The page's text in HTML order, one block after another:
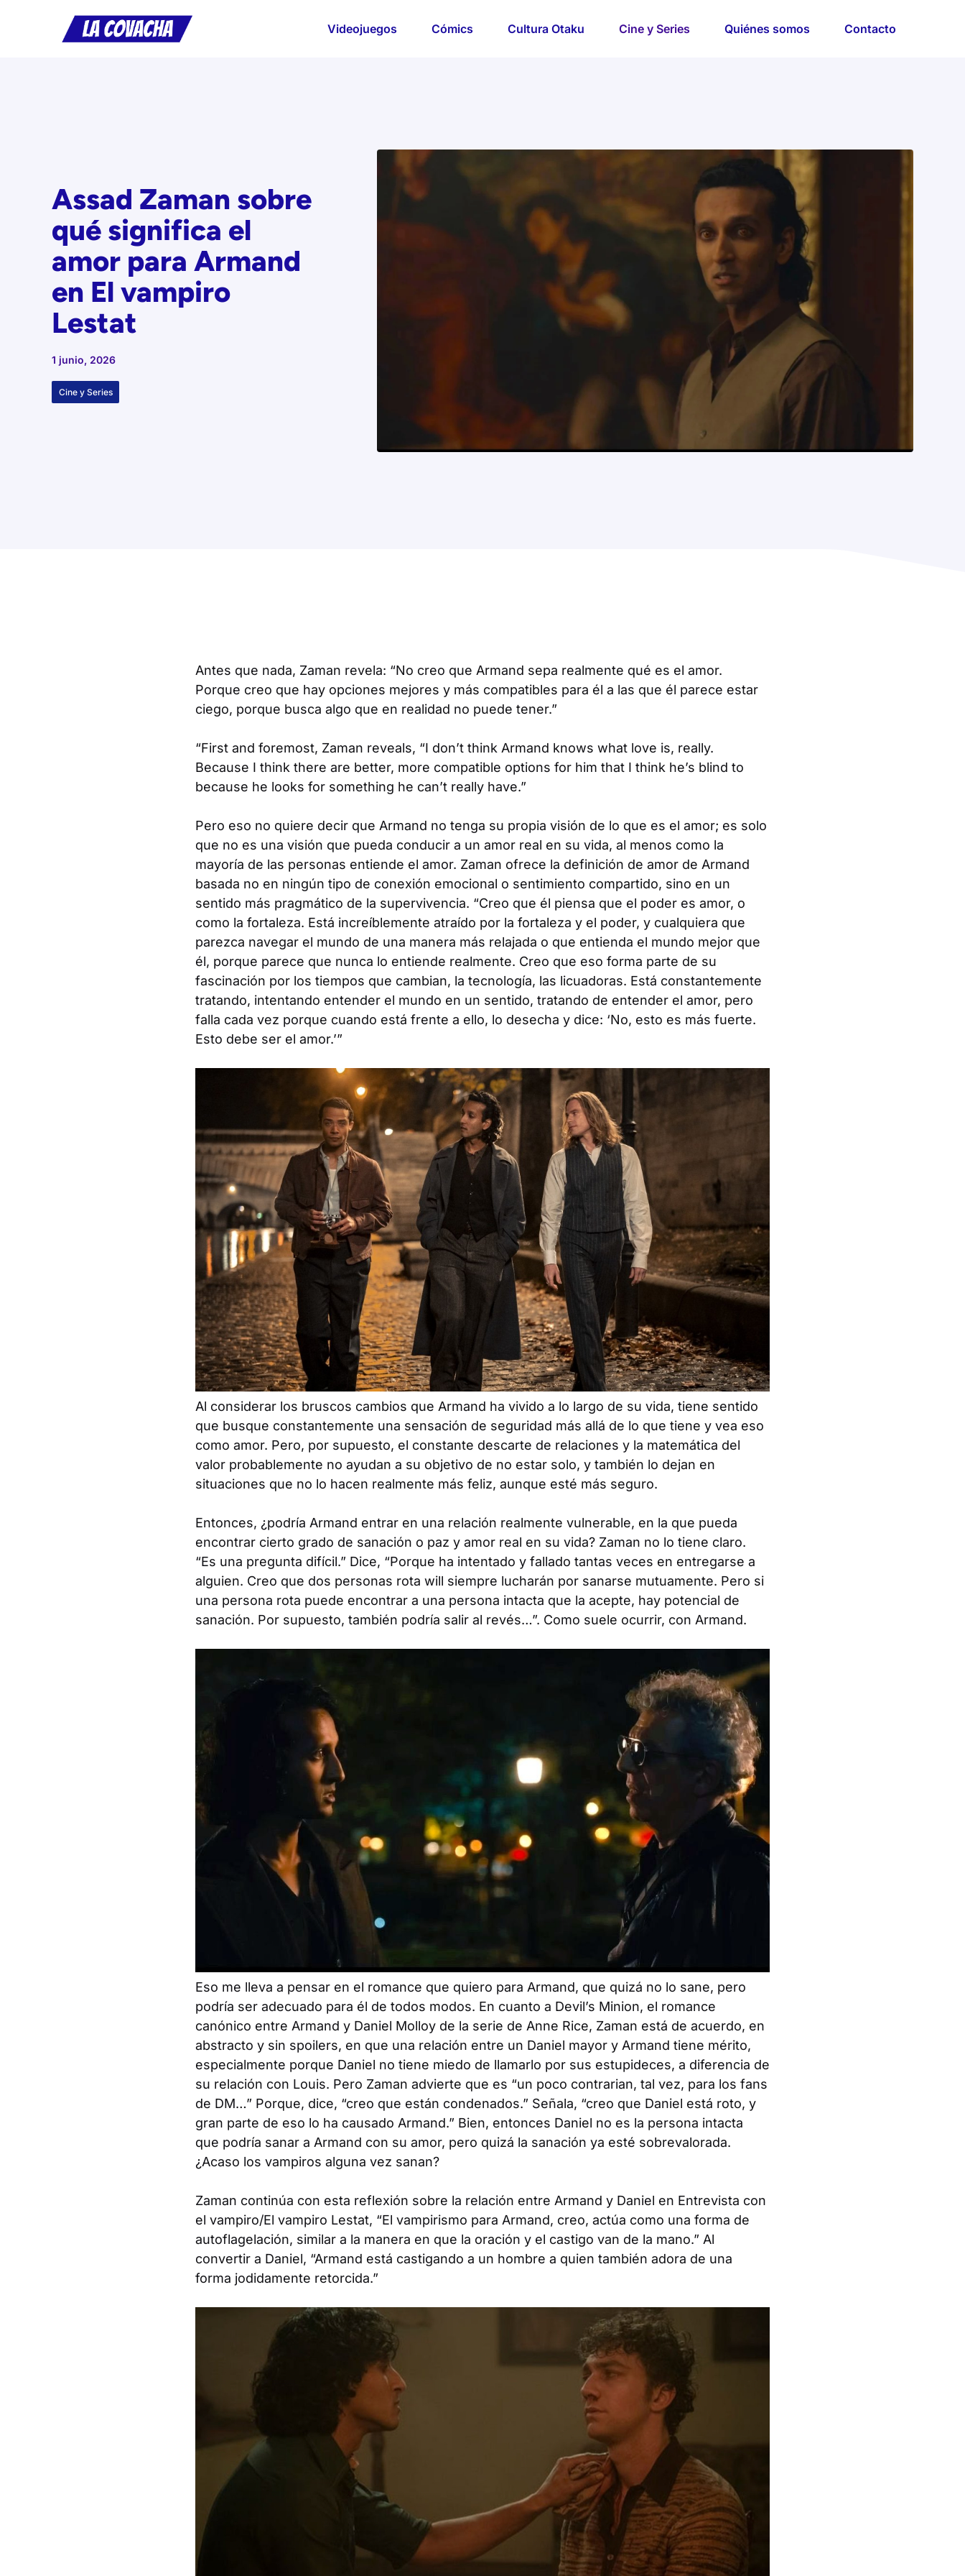
Videojuegos Cómics Cultura Otaku Cine y Series Quiénes somos Contacto
Assad Zaman sobre
qué significa el
amor para Armand
en El vampiro
Lestat
1 junio, 2026
Cine y Series
Antes que nada, Zaman revela: “No creo que Armand sepa realmente qué es el amor.
Porque creo que hay opciones mejores y más compatibles para él a las que él parece estar
ciego, porque busca algo que en realidad no puede tener.”
“First and foremost, Zaman reveals, “I don’t think Armand knows what love is, really.
Because I think there are better, more compatible options for him that I think he’s blind to
because he looks for something he can’t really have.”
Pero eso no quiere decir que Armand no tenga su propia visión de lo que es el amor; es solo
que no es una visión que pueda conducir a un amor real en su vida, al menos como la
mayoría de las personas entiende el amor. Zaman ofrece la definición de amor de Armand
basada no en ningún tipo de conexión emocional o sentimiento compartido, sino en un
sentido más pragmático de la supervivencia. “Creo que él piensa que el poder es amor, o
como la fortaleza. Está increíblemente atraído por la fortaleza y el poder, y cualquiera que
parezca navegar el mundo de una manera más relajada o que entienda el mundo mejor que
él, porque parece que nunca lo entiende realmente. Creo que eso forma parte de su
fascinación por los tiempos que cambian, la tecnología, las licuadoras. Está constantemente
tratando, intentando entender el mundo en un sentido, tratando de entender el amor, pero
falla cada vez porque cuando está frente a ello, lo desecha y dice: ‘No, esto es más fuerte.
Esto debe ser el amor.’”
Al considerar los bruscos cambios que Armand ha vivido a lo largo de su vida, tiene sentido
que busque constantemente una sensación de seguridad más allá de lo que tiene y vea eso
como amor. Pero, por supuesto, el constante descarte de relaciones y la matemática del
valor probablemente no ayudan a su objetivo de no estar solo, y también lo dejan en
situaciones que no lo hacen realmente más feliz, aunque esté más seguro.
Entonces, ¿podría Armand entrar en una relación realmente vulnerable, en la que pueda
encontrar cierto grado de sanación o paz y amor real en su vida? Zaman no lo tiene claro.
“Es una pregunta difícil.” Dice, “Porque ha intentado y fallado tantas veces en entregarse a
alguien. Creo que dos personas rota will siempre lucharán por sanarse mutuamente. Pero si
una persona rota puede encontrar a una persona intacta que la acepte, hay potencial de
sanación. Por supuesto, también podría salir al revés…”. Como suele ocurrir, con Armand.
Eso me lleva a pensar en el romance que quiero para Armand, que quizá no lo sane, pero
podría ser adecuado para él de todos modos. En cuanto a Devil’s Minion, el romance
canónico entre Armand y Daniel Molloy de la serie de Anne Rice, Zaman está de acuerdo, en
abstracto y sin spoilers, en que una relación entre un Daniel mayor y Armand tiene mérito,
especialmente porque Daniel no tiene miedo de llamarlo por sus estupideces, a diferencia de
su relación con Louis. Pero Zaman advierte que es “un poco contrarian, tal vez, para los fans
de DM…” Porque, dice, “creo que están condenados.” Señala, “creo que Daniel está roto, y
gran parte de eso lo ha causado Armand.” Bien, entonces Daniel no es la persona intacta
que podría sanar a Armand con su amor, pero quizá la sanación ya esté sobrevalorada.
¿Acaso los vampiros alguna vez sanan?
Zaman continúa con esta reflexión sobre la relación entre Armand y Daniel en Entrevista con
el vampiro/El vampiro Lestat, “El vampirismo para Armand, creo, actúa como una forma de
autoflagelación, similar a la manera en que la oración y el castigo van de la mano.” Al
convertir a Daniel, “Armand está castigando a un hombre a quien también adora de una
forma jodidamente retorcida.”